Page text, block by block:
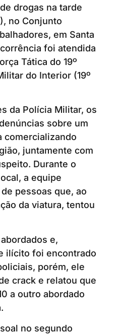
drogas na tarde
no Conjunto
em Santa
foi atendida
Tática do 19º
do Interior (19º
da Polícia Militar, os
sobre um
comercializando
juntamente com
Durante o
a equipe
pessoas que, ao
da viatura, tentou
e,
ilícito foi encontrado
porém, ele
crack e relatou que
a outro abordado
no segundo